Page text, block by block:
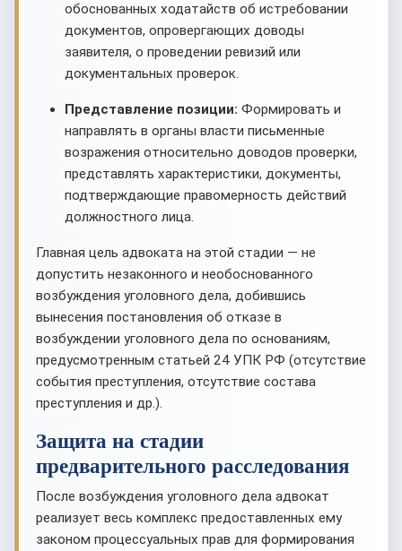
обоснованных ходатайств об истребовании
документов, опровергающих доводы
заявителя, о проведении ревизий или
документальных проверок.
Представление позиции: Формировать и
направлять в органы власти письменные
возражения относительно доводов проверки,
представлять характеристики, документы,
подтверждающие правомерность действий
должностного лица.
Главная цель адвоката на этой стадии — не
допустить незаконного и необоснованного
возбуждения уголовного дела, добившись
вынесения постановления об отказе в
возбуждении уголовного дела по основаниям,
предусмотренным статьей 24 УПК РФ (отсутствие
события преступления, отсутствие состава
преступления и др.).
Защита на стадии
предварительного расследования
После возбуждения уголовного дела адвокат
реализует весь комплекс предоставленных ему
законом процессуальных прав для формирования